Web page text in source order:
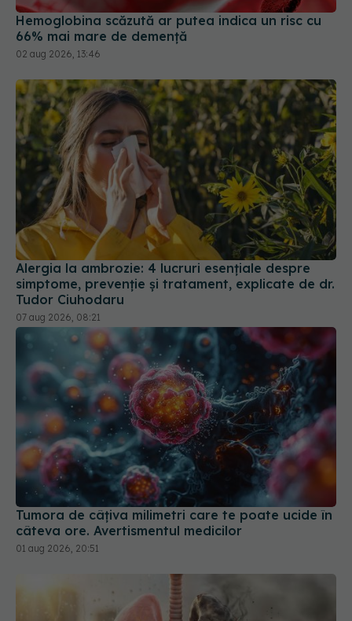
Hemoglobina scăzută ar putea indica un risc cu
66% mai mare de demență
02 aug 2026, 13:46
Alergia la ambrozie: 4 lucruri esențiale despre
simptome, prevenție și tratament, explicate de dr.
Tudor Ciuhodaru
07 aug 2026, 08:21
Tumora de câțiva milimetri care te poate ucide în
câteva ore. Avertismentul medicilor
01 aug 2026, 20:51